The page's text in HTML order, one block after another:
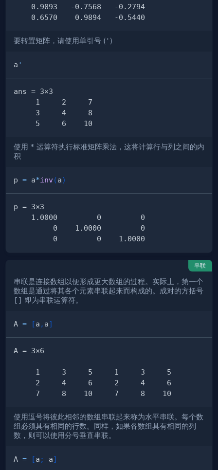
要转置矩阵，请使用单引号 ( ' )
a '
使用 * 运算符执行标准矩阵乘法，这将计算行与列之间的内
积
p = a*inv (a)
串联
串联是连接数组以便形成更大数组的过程。实际上，第一个
数组是通过将其各个元素串联起来而构成的。成对的方括号
[] 即为串联运算符。
A = [a , a]
使用逗号将彼此相邻的数组串联起来称为水平串联。每个数
组必须具有相同的行数。同样，如果各数组具有相同的列
数，则可以使用分号垂直串联。
A = [a ; a]